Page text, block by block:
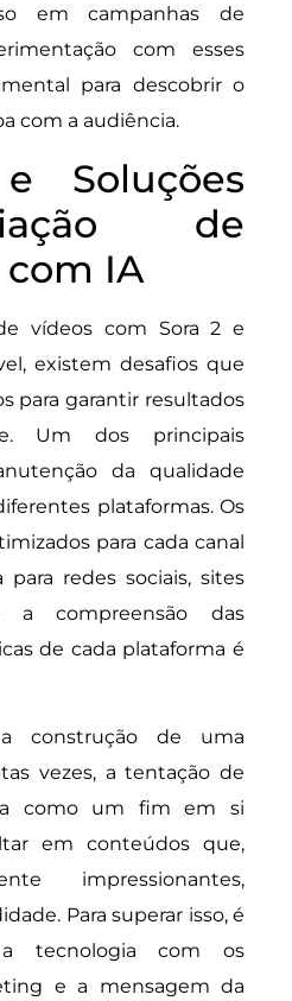
em campanhas de
com esses
para descobrir o
com a audiência.
Soluções
de
IA
vídeos com Sora 2 e
existem desafios que
para garantir resultados
Um dos principais
da qualidade
plataformas. Os
para cada canal
para redes sociais, sites
a compreensão das
de cada plataforma é
construção de uma
vezes, a tentação de
como um fim em si
em conteúdos que,
impressionantes,
Para superar isso, é
a tecnologia com os
e a mensagem da